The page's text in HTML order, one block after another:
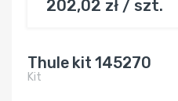
202,02 zł / szt.
Thule kit 145270
Kit